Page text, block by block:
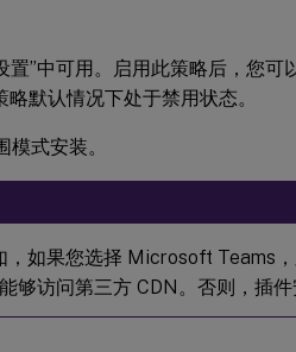
”中可用。启用此策略后，您可
默认情况下处于禁用状态。
式安装。
如果您选择 Microsoft Teams
访问第三方 CDN。否则，插件